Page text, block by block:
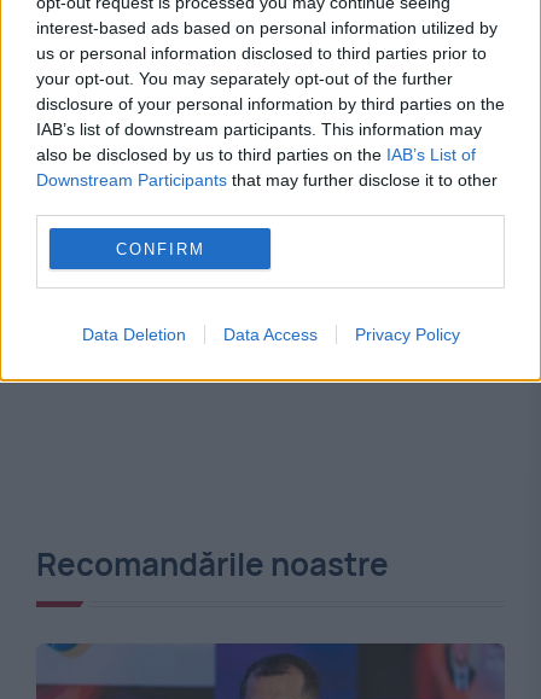
interest-based ads based on personal information utilized by
us or personal information disclosed to third parties prior to
your opt-out. You may separately opt-out of the further
disclosure of your personal information by third parties on the
IAB’s list of downstream participants. This information may
also be disclosed by us to third parties on the IAB’s List of
Downstream Participants that may further disclose it to other
CONFIRM
Data Deletion Data Access Privacy Policy
nato razboi ucraina rusia submarin
ucraina
Recomandările noastre